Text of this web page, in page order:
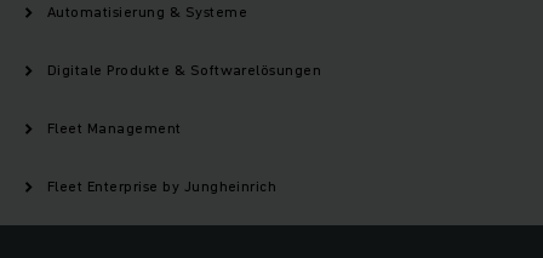
Automatisierung & Systeme
Digitale Produkte & Softwarelösungen
Fleet Management
Fleet Enterprise by Jungheinrich